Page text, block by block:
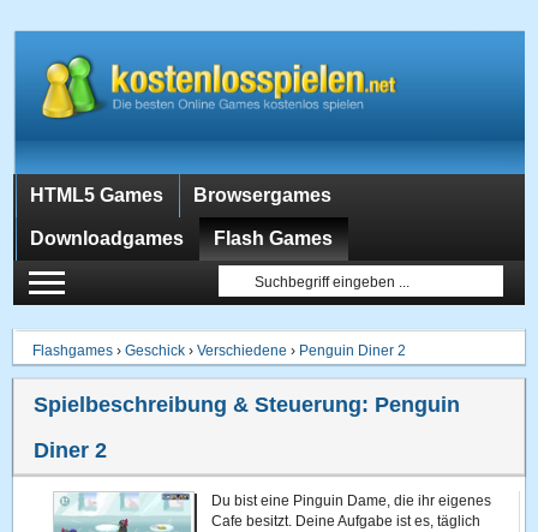
HTML5 Games Browsergames
Downloadgames Flash Games
Flashgames ›Geschick ›Verschiedene › Penguin Diner 2
Spielbeschreibung & Steuerung: Penguin
Diner 2
Du bist eine Pinguin Dame, die ihr eigenes
Cafe besitzt. Deine Aufgabe ist es, täglich